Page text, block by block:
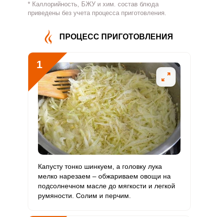
Витамин
476 мг 500 мг 6 15.9
Витамин
В5
Витамин
В6
2.5 мг 2 мг 7.8 20.7
Витамин
В9
144.6 мкг 400 мкг 2.3 6
Витамин
В12
2.7 мкг 3 мкг 5.6 14.7
Витамин
С
108.5 мкг 90 мкг 7.6 20.1
Витамин
10 мкг
* Каллорийность, БЖУ и хим. состав блюда
приведены без учета процесса приготовления.
ПРОЦЕСС ПРИГОТОВЛЕНИЯ
1
Капусту тонко шинкуем, а головку лука
мелко нарезаем – обжариваем овощи на
подсолнечном масле до мягкости и легкой
румяности. Солим и перчим.